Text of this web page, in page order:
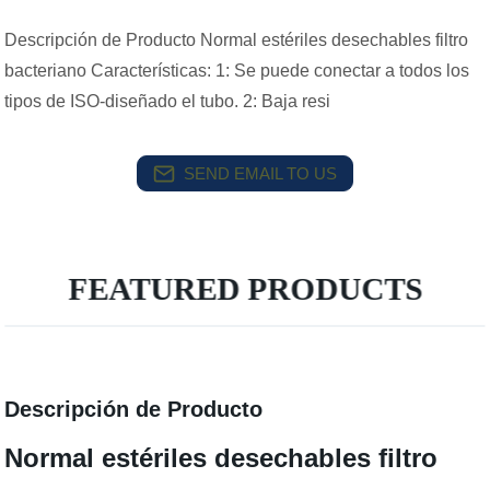
Descripción de Producto Normal estériles desechables filtro
bacteriano Características: 1: Se puede conectar a todos los
tipos de ISO-diseñado el tubo. 2: Baja resi
SEND EMAIL TO US
FEATURED PRODUCTS
Descripción de Producto
Normal estériles desechables filtro